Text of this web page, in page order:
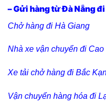
– Gửi hàng từ Đà Nẵng
Chở hàng đi Hà Giang
Nhà xe vận chuyển đi Cao
Xe tải chở hàng đi Bắc
Vận chuyển hàng hóa đi